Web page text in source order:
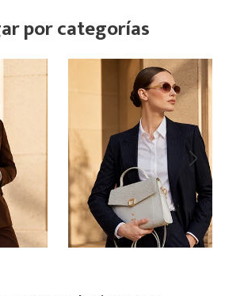
por categorías